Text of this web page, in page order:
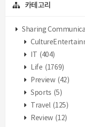
카테고리
Sharing
(404)
Life (1769)
Preview (42)
Sports (5)
Travel (125)
Review (12)